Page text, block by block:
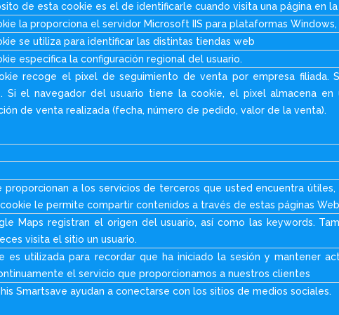
de esta cookie es el de identificarle cuando visita una página en
la proporciona el servidor Microsoft IIS para plataformas
se utiliza para identificar las distintas tiendas web
especifica la configuración regional del usuario.
recoge el pixel de seguimiento de venta por empresa
Si el navegador del usuario tiene la cookie, el pixel almacena
de venta realizada (fecha, número de pedido, valor de la venta).
proporcionan a los servicios de terceros que usted encuentra
cookie le permite compartir contenidos a través de estas páginas
Maps registran el origen del usuario, así como las keywords.
visita el sitio un usuario.
es utilizada para recordar que ha iniciado la sesión y mantener
el servicio que proporcionamos a nuestros clientes
Smartsave ayudan a conectarse con los sitios de medios sociales.